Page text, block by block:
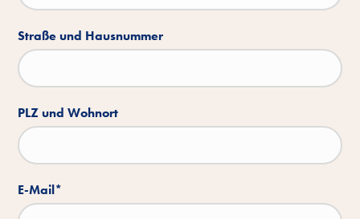
Straße und Hausnummer
PLZ und Wohnort
E-Mail*